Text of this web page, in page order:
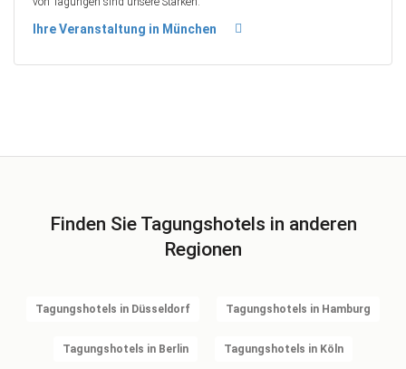
Ihre Veranstaltung in München
Finden Sie Tagungshotels in anderen
Regionen
Tagungshotels in Düsseldorf Tagungshotels in Hamburg
Tagungshotels in Berlin Tagungshotels in Köln